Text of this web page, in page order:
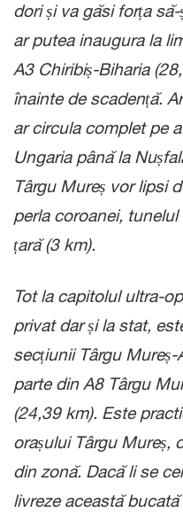
dori și va găsi forța
ar putea inaugura la
A3 Chiribiș-Biharia
înainte de scadență.
ar circula complet pe
Ungaria până la
Târgu Mureș vor lipsi
perla coroanei,
țară (3 km).
Tot la capitolul ultra-
privat dar și la stat,
secțiunii Târgu
parte din A8 Târgu
(24,39 km). Este
orașului Târgu Mureș,
din zonă. Dacă li se
livreze această